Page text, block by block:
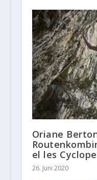
Oriane
el les
26. Juni 2020